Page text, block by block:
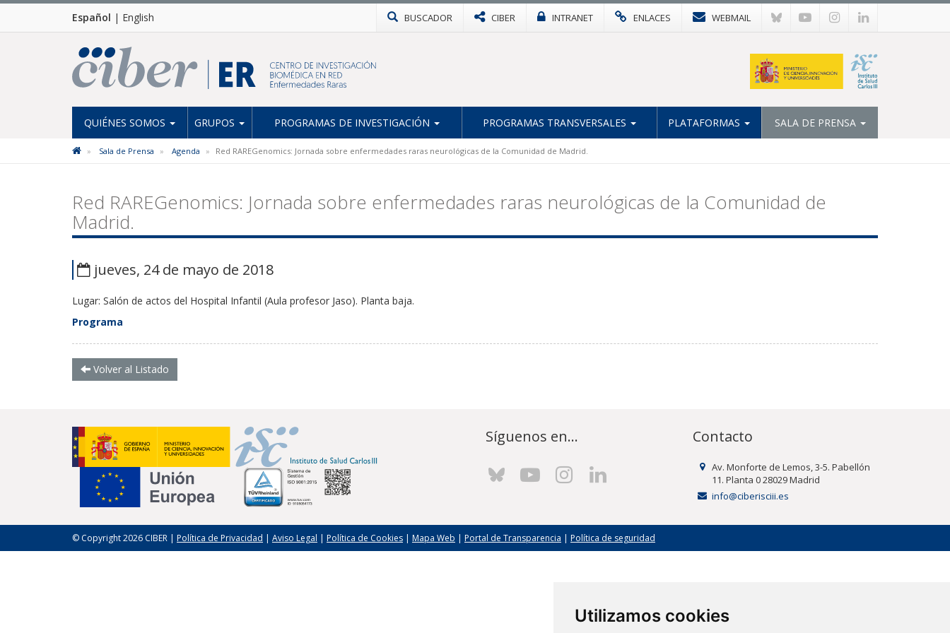
Utilizamos cookies
Español | English BUSCADOR CIBER INTRANET ENLACES WEBMAIL
QUIÉNES SOMOS GRUPOS PROGRAMAS DE INVESTIGACIÓN PROGRAMAS TRANSVERSALES PLATAFORMAS SALA DE PRENSA
Sala de Prensa Agenda Red RAREGenomics: Jornada sobre enfermedades raras neurológicas de la Comunidad de Madrid.
Red RAREGenomics: Jornada sobre enfermedades raras neurológicas de la Comunidad de
Madrid.
jueves, 24 de mayo de 2018
Lugar: Salón de actos del Hospital Infantil (Aula profesor Jaso). Planta baja.
Programa
Volver al Listado
Síguenos en... Contacto
Av. Monforte de Lemos, 3-5. Pabellón
11. Planta 0 28029 Madrid
info@ciberisciii.es
© Copyright 2026 CIBER | Política de Privacidad | Aviso Legal | Política de Cookies | Mapa Web | Portal de Transparencia | Política de seguridad